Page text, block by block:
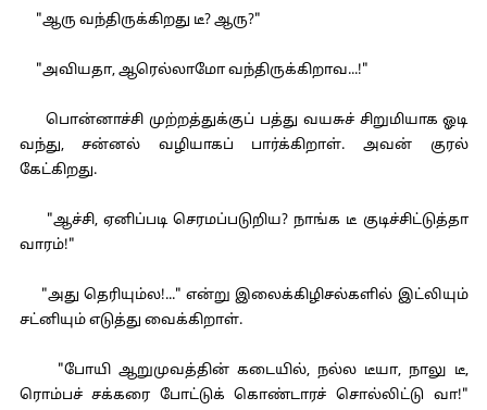
"ஆரு வந்திருக்கிறது டீ? ஆரு?"
"அவியதா, ஆரெல்லாமோ வந்திருக்கிறாவ...!"
பொன்னாச்சி முற்றத்துக்குப் பத்து வயசுச் சிறுமியாக ஓடி
வந்து, சன்னல் வழியாகப் பார்க்கிறாள். அவன் குரல்
கேட்கிறது.
"ஆச்சி, ஏனிப்படி செரமப்படுறிய? நாங்க டீ குடிச்சிட்டுத்தா
வாரம்!"
"அது தெரியும்ல!..." என்று இலைக்கிழிசல்களில் இட்லியும்
சட்னியும் எடுத்து வைக்கிறாள்.
"போயி ஆறுமுவத்தின் கடையில், நல்ல டீயா, நாலு டீ,
ரொம்பச் சக்கரை போட்டுக் கொண்டாரச் சொல்லிட்டு வா!"